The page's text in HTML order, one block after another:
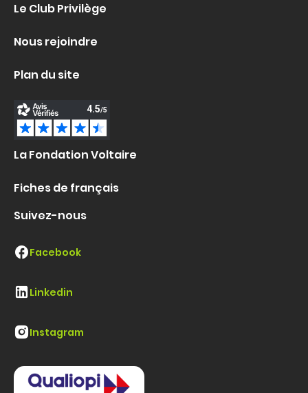
Le Club Privilège
Nous rejoindre
Plan du site
La Fondation Voltaire
Fiches de français
Suivez-nous
Facebook
Linkedin
Instagram